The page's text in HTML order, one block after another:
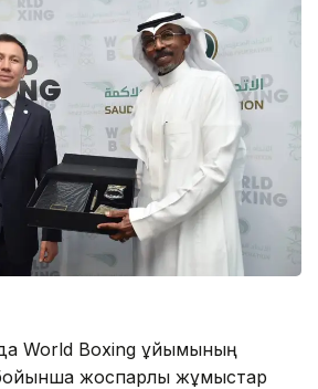
World Boxing ұйымының
жоспарлы жұмыстар